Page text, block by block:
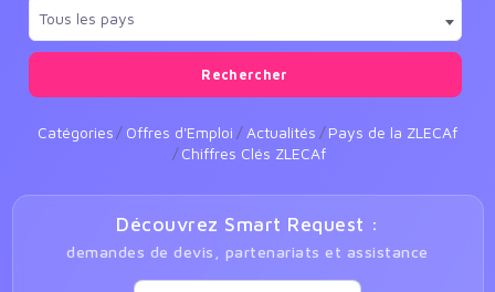
Tous les pays
Rechercher
Catégories Offres d'Emploi Actualités
Pays de la ZLECAf
Chiffres Clés ZLECAf
Découvrez Smart Request :
demandes de devis, partenariats et assistance